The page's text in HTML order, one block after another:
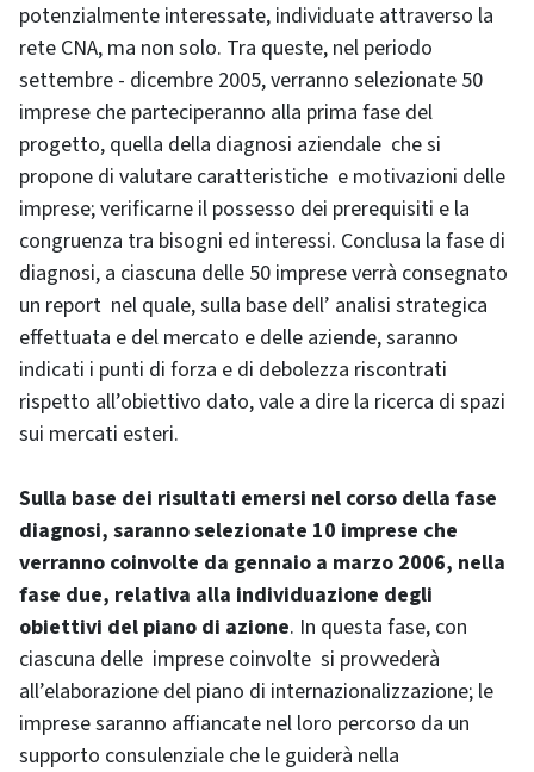
potenzialmente interessate, individuate attraverso la
rete CNA, ma non solo. Tra queste, nel periodo
settembre - dicembre 2005, verranno selezionate 50
imprese che parteciperanno alla prima fase del
progetto, quella della diagnosi aziendale che si
propone di valutare caratteristiche e motivazioni delle
imprese; verificarne il possesso dei prerequisiti e la
congruenza tra bisogni ed interessi. Conclusa la fase di
diagnosi, a ciascuna delle 50 imprese verrà consegnato
un report nel quale, sulla base dell’ analisi strategica
effettuata e del mercato e delle aziende, saranno
indicati i punti di forza e di debolezza riscontrati
rispetto all’obiettivo dato, vale a dire la ricerca di spazi
sui mercati esteri.
Sulla base dei risultati emersi nel corso della fase
diagnosi, saranno selezionate 10 imprese che
verranno coinvolte da gennaio a marzo 2006, nella
fase due, relativa alla individuazione degli
obiettivi del piano di azione. In questa fase, con
ciascuna delle imprese coinvolte si provvederà
all’elaborazione del piano di internazionalizzazione; le
imprese saranno affiancate nel loro percorso da un
supporto consulenziale che le guiderà nella